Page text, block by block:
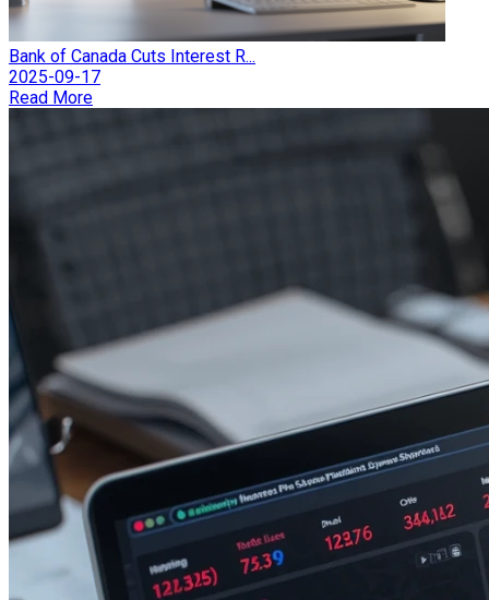
Bank of Canada Cuts Interest R...
2025-09-17
Read More